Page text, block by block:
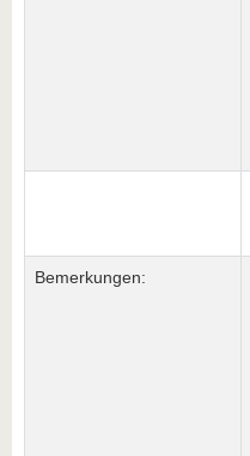
Bemerkungen: